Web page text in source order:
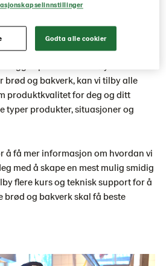
kan trenge en hjelpende
brød og bakverk, kan vi tilby alle
produktkvalitet for deg og ditt
typer produkter, situasjoner og
å få mer informasjon om hvordan vi
med å skape en mest mulig smidig
flere kurs og teknisk support for å
og bakverk skal få beste
Godta alle cookier